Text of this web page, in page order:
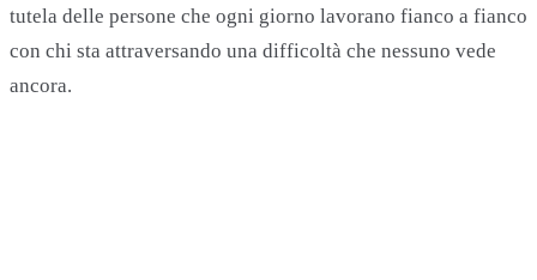
tutela delle persone che ogni giorno lavorano fianco a fianco
con chi sta attraversando una difficoltà che nessuno vede
ancora.